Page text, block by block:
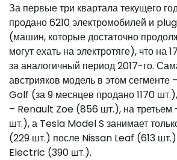
За первые три квартала текущего
продано 6210 электромобилей и
(машин, которые достаточно
могут ехать на электротяге), что на
за аналогичный период 2017-го.
австрияков модель в этом
Golf (за 9 месяцев продано 1170
– Renault Zoe (856 шт.), на третьем
шт.), а Tesla Model S занимает
(229 шт.) после Nissan Leaf (613
Electric (390 шт.).